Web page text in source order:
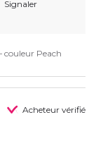
Signaler
couleur Peach
Acheteur vérifié